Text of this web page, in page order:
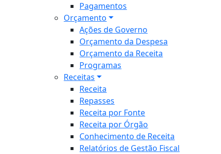
Pagamentos
Orçamento
Ações de Governo
Orçamento da Despesa
Orçamento da Receita
Programas
Receitas
Receita
Repasses
Receita por Fonte
Receita por Órgão
Conhecimento de Receita
Relatórios de Gestão Fiscal